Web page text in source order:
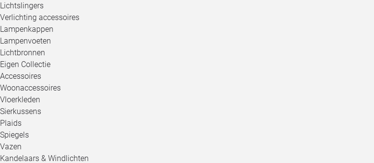
Lichtslingers
Verlichting accessoires
Lampenkappen
Lampenvoeten
Lichtbronnen
Eigen Collectie
Accessoires
Woonaccessoires
Vloerkleden
Sierkussens
Plaids
Spiegels
Vazen
Kandelaars & Windlichten